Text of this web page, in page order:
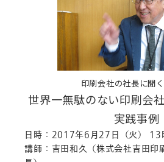
「ホームページ制作」の開
ました。
「未来デザイン考程」の
ました。
2017.11.27
「プロジェクトデザイン」
しました。
「メンタルコントロール
公開しました。
印刷会社の社長に聞
世界一無駄のない印刷会
実践事例
日時：2017年6月27日（火） 13
講師：吉田和久（株式会社吉田